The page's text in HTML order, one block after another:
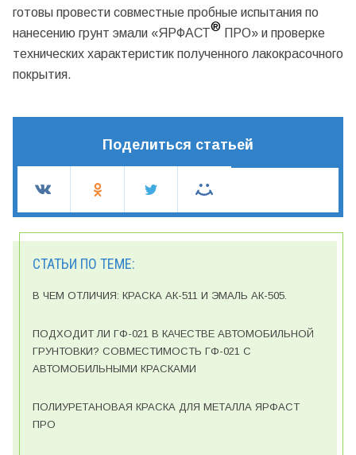
готовы провести совместные пробные испытания по
нанесению грунт эмали «ЯРФАСТ® ПРО» и проверке
технических характеристик полученного лакокрасочного
покрытия.
Поделиться статьей
СТАТЬИ ПО ТЕМЕ:
В ЧЕМ ОТЛИЧИЯ: КРАСКА АК-511 И ЭМАЛЬ АК-505.
ПОДХОДИТ ЛИ ГФ-021 В КАЧЕСТВЕ АВТОМОБИЛЬНОЙ
ГРУНТОВКИ? СОВМЕСТИМОСТЬ ГФ-021 С
АВТОМОБИЛЬНЫМИ КРАСКАМИ
ПОЛИУРЕТАНОВАЯ КРАСКА ДЛЯ МЕТАЛЛА ЯРФАСТ
ПРО